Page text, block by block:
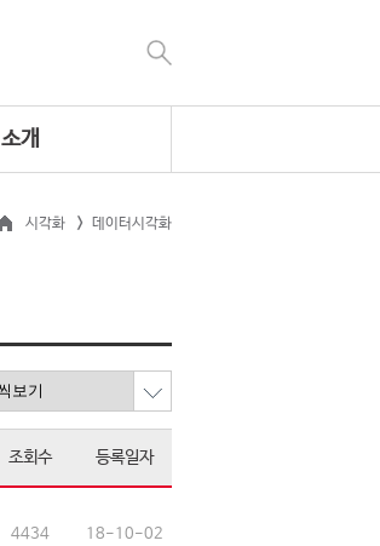
소개
시각화 데이터시각화
조회수 등록일자
4434 18-10-02